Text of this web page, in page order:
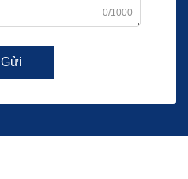
0/1000
Gửi